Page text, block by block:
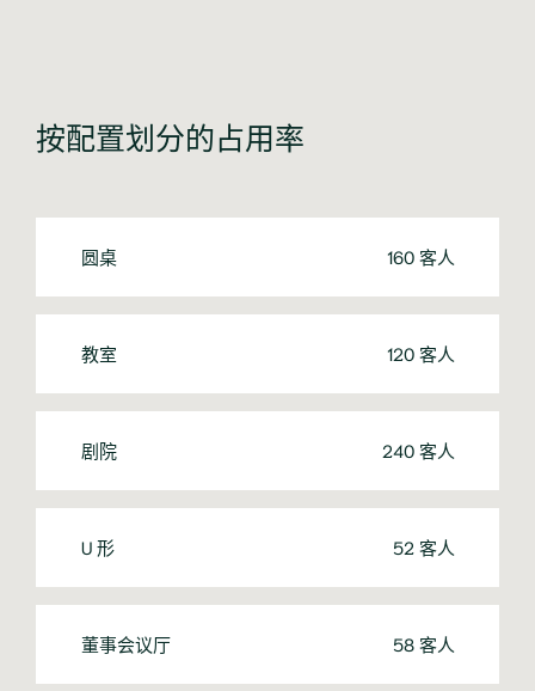
按配置划分的占用率
圆桌 160 客人
教室 120 客人
剧院 240 客人
U 形 52 客人
董事会议厅 58 客人